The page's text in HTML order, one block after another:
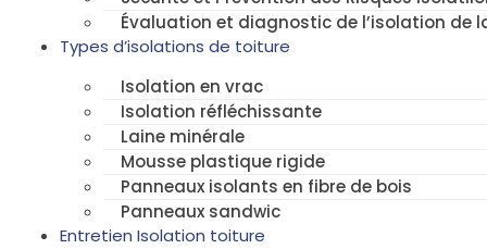
Évaluation et diagnostic de l’isolation de
Types d’isolations de toiture
Isolation en vrac
Isolation réfléchissante
Laine minérale
Mousse plastique rigide
Panneaux isolants en fibre de bois
Panneaux sandwic
Entretien Isolation toiture